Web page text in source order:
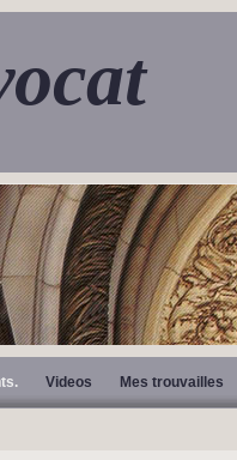
Videos Mes trouvailles